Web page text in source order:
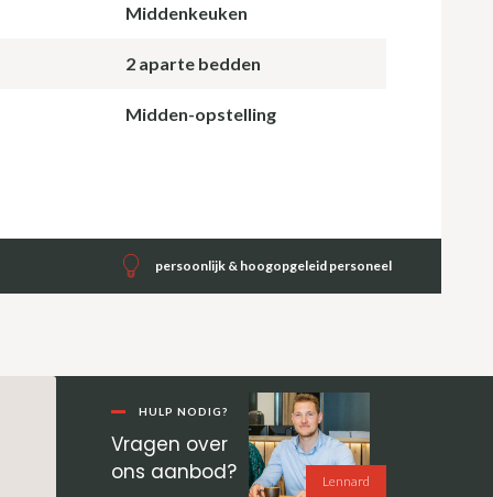
Middenkeuken
2 aparte bedden
Midden-opstelling
persoonlijk & hoogopgeleid personeel
Primaire
Sidebar
Lennard
HULP NODIG?
Vragen over
ons aanbod?